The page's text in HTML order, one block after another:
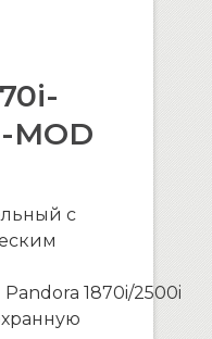
MOD
с
1870i/2500i